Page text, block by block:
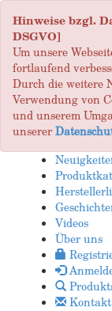
Hinweise bzgl.
DSGVO]
Um unsere
fortlaufend
Durch die weitere
Verwendung von
und unserem
unserer
Videos
Über uns
Kontakt